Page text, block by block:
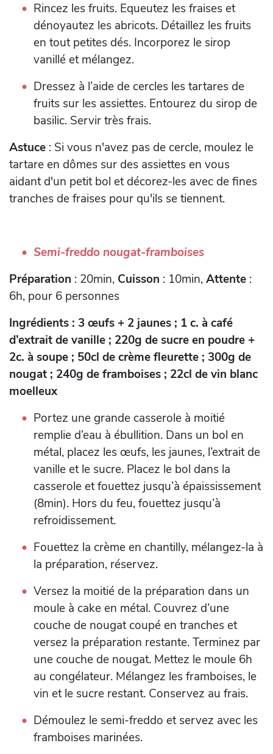
Rincez les fruits. Equeutez les fraises et
dénoyautez les abricots. Détaillez les fruits
en tout petites dés. Incorporez le sirop
vanillé et mélangez.
Dressez à l’aide de cercles les tartares de
fruits sur les assiettes. Entourez du sirop de
basilic. Servir très frais.
Astuce : Si vous n'avez pas de cercle, moulez le
tartare en dômes sur des assiettes en vous
aidant d'un petit bol et décorez-les avec de fines
tranches de fraises pour qu'ils se tiennent.
Semi-freddo nougat-framboises
Préparation : 20min, Cuisson : 10min,Attente :
6h, pour 6 personnes
Ingrédients : 3 œufs + 2 jaunes ; 1 c. à café
d’extrait de vanille ; 220g de sucre en poudre +
2c. à soupe ; 50cl de crème fleurette ; 300g de
nougat ; 240g de framboises ; 22cl de vin blanc
moelleux
Portez une grande casserole à moitié
remplie d’eau à ébullition. Dans un bol en
métal, placez les œufs, les jaunes, l’extrait de
vanille et le sucre. Placez le bol dans la
casserole et fouettez jusqu’à épaississement
(8min). Hors du feu, fouettez jusqu’à
refroidissement.
Fouettez la crème en chantilly, mélangez-la à
la préparation, réservez.
Versez la moitié de la préparation dans un
moule à cake en métal. Couvrez d’une
couche de nougat coupé en tranches et
versez la préparation restante. Terminez par
une couche de nougat. Mettez le moule 6h
au congélateur. Mélangez les framboises, le
vin et le sucre restant. Conservez au frais.
Démoulez le semi-freddo et servez avec les
framboises marinées.